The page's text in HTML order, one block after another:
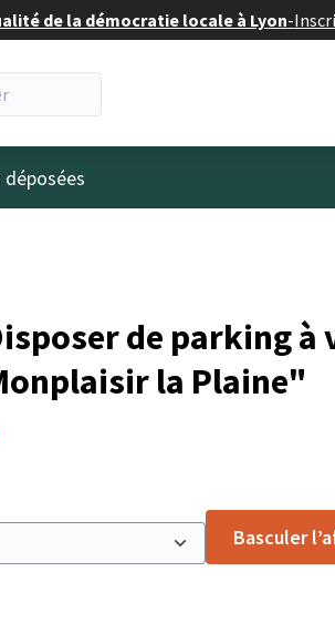
de la démocratie locale à Lyon-
de parking à
la Plaine"
Basculer